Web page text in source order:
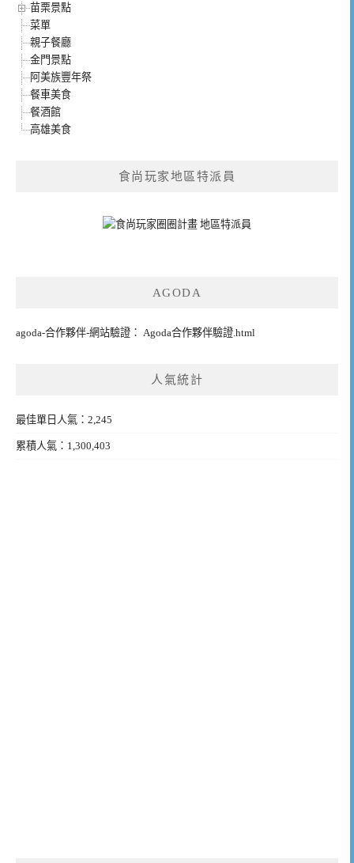
苗栗景點
菜單
親子餐廳
金門景點
阿美族豐年祭
餐車美食
餐酒館
高雄美食
食尚玩家地區特派員
AGODA
agoda-合作夥伴-網站驗證： Agoda合作夥伴驗證.html
人氣統計
最佳單日人氣：2,245
累積人氣：1,300,403